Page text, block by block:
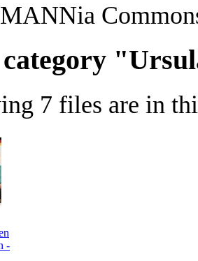
7 files are in
-